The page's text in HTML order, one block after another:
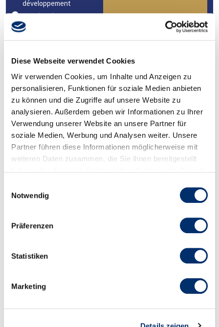
Diese Webseite verwendet Cookies
Wir verwenden Cookies, um Inhalte und Anzeigen zu
personalisieren, Funktionen für soziale Medien anbieten
zu können und die Zugriffe auf unsere Website zu
analysieren. Außerdem geben wir Informationen zu Ihrer
Verwendung unserer Website an unsere Partner für
soziale Medien, Werbung und Analysen weiter. Unsere
Partner führen diese Informationen möglicherweise mit
weiteren Daten zusammen, die Sie ihnen bereitgestellt
Notwendig
Präferenzen
Statistiken
Marketing
développement
Santé & résilience
Diversité, égalité &
inclusion
collaboration numérique
Durabilité & responsabilité
sociale
Soumettre
un projet
maintenant
maintenant votre projet
pour le prix de l’innovation
et assurez-vous une chance
de remporter l’une des
importantes pour les
environnements de travail
Soumettre un projet